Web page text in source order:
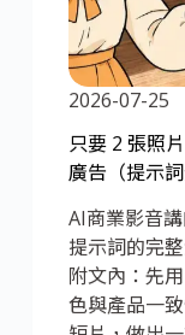
2026-07-25
只要 2 張照
廣告（提示詞
AI商業影音
提示詞的完
附文內：先
色與產品一